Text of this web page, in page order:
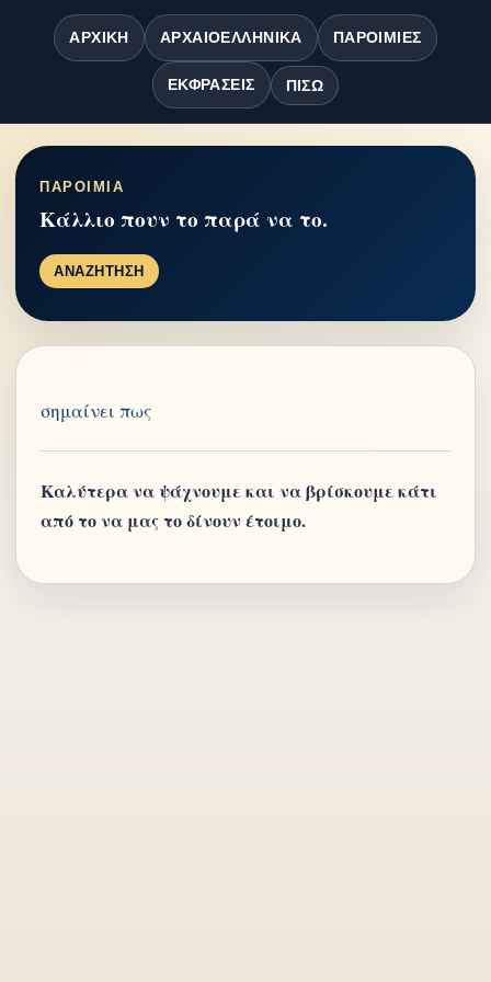
ΑΡΧΙΚΉ ΑΡΧΑΙΟΕΛΛΗΝΙΚΆ ΠΑΡΟΙΜΊΕΣ
ΕΚΦΡΆΣΕΙΣ ΠΊΣΩ
ΠΑΡΟΙΜΙΑ
Κάλλιο πουν το παρά να το.
ΑΝΑΖΗΤΗΣΗ
σημαίνει πως
Καλύτερα να ψάχνουμε και να βρίσκουμε κάτι
από το να μας το δίνουν έτοιμο.